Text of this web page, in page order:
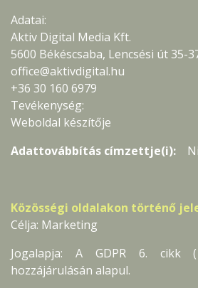
Adatai:
Aktiv Digital Media Kft.
5600 Békéscsaba, Lencsési út 35-
office@aktivdigital.hu
+36 30 160 6979
Tevékenység:
Weboldal készítője
Adattovábbítás címzettje(i):
Közösségi oldalakon történő
Célja: Marketing
Jogalapja: A GDPR 6.
hozzájárulásán alapul.